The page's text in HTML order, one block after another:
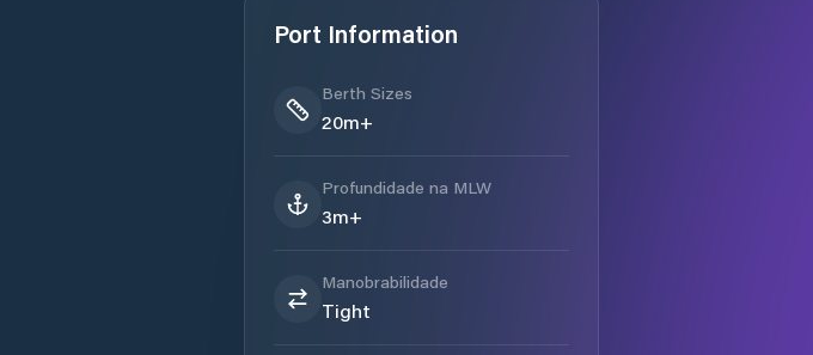
Port Information
Berth Sizes
20m+
Profundidade na MLW
3m+
Manobrabilidade
Tight